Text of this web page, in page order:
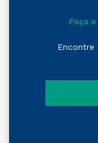
Faça
Encontre